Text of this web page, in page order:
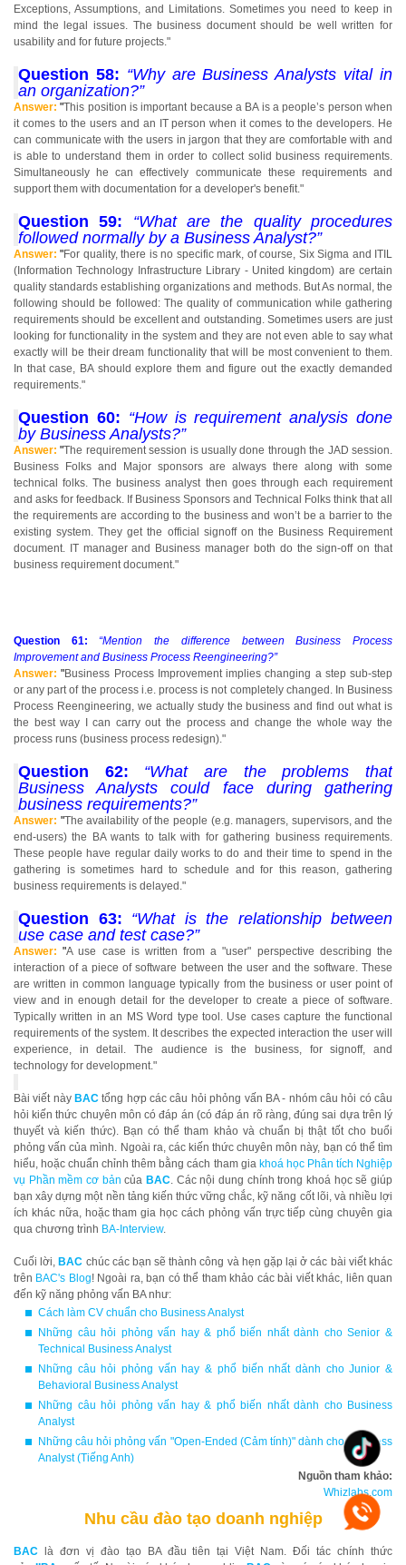
Exceptions, Assumptions, and Limitations. Sometimes you need to keep in
mind the legal issues. The business document should be well written for
usability and for future projects."
Question 58: “Why are Business Analysts vital in
an organization?”
Answer:"This position is important because a BA is a people’s person when
it comes to the users and an IT person when it comes to the developers. He
can communicate with the users in jargon that they are comfortable with and
is able to understand them in order to collect solid business requirements.
Simultaneously he can effectively communicate these requirements and
support them with documentation for a developer's benefit."
Question 59: “What are the quality procedures
followed normally by a Business Analyst?”
Answer:"For quality, there is no specific mark, of course, Six Sigma and ITIL
(Information Technology Infrastructure Library - United kingdom) are certain
quality standards establishing organizations and methods. But As normal, the
following should be followed: The quality of communication while gathering
requirements should be excellent and outstanding. Sometimes users are just
looking for functionality in the system and they are not even able to say what
exactly will be their dream functionality that will be most convenient to them.
In that case, BA should explore them and figure out the exactly demanded
requirements."
Question 60: “How is requirement analysis done
by Business Analysts?”
Answer:"The requirement session is usually done through the JAD session.
Business Folks and Major sponsors are always there along with some
technical folks. The business analyst then goes through each requirement
and asks for feedback. If Business Sponsors and Technical Folks think that all
the requirements are according to the business and won’t be a barrier to the
existing system. They get the official signoff on the Business Requirement
document. IT manager and Business manager both do the sign-off on that
business requirement document."
Question 61:
“Mention the difference between Business Process
Improvement and Business Process Reengineering?”
Answer:"Business Process Improvement implies changing a step sub-step
or any part of the process i.e. process is not completely changed. In Business
Process Reengineering, we actually study the business and find out what is
the best way I can carry out the process and change the whole way the
process runs (business process redesign)."
Question 62:
“What are the problems that
Business Analysts could face during gathering
business requirements?”
Answer: "The availability of the people (e.g. managers, supervisors, and the
end-users) the BA wants to talk with for gathering business requirements.
These people have regular daily works to do and their time to spend in the
gathering is sometimes hard to schedule and for this reason, gathering
business requirements is delayed."
Question 63: “What is the relationship between
use case and test case?”
Answer:"A use case is written from a "user" perspective describing the
interaction of a piece of software between the user and the software. These
are written in common language typically from the business or user point of
view and in enough detail for the developer to create a piece of software.
Typically written in an MS Word type tool. Use cases capture the functional
requirements of the system. It describes the expected interaction the user will
experience, in detail. The audience is the business, for signoff, and
technology for development."
Bài viết này BACtổng hợp các câu hỏi phỏng vấn BA - nhóm câu hỏi có câu
hỏi kiến thức chuyên môn có đáp án (có đáp án rõ ràng, đúng sai dựa trên lý
thuyết và kiến thức). Bạn có thể tham khảo và chuẩn bị thật tốt cho buổi
phỏng vấn của mình. Ngoài ra, các kiến thức chuyên môn này, bạn có thể tìm
hiểu, hoặc chuẩn chỉnh thêm bằng cách tham gia khoá học Phân tích Nghiệp
vụ Phần mềm cơ bản của BAC. Các nội dung chính trong khoá học sẽ giúp
bạn xây dựng một nền tảng kiến thức vững chắc, kỹ năng cốt lõi, và nhiều lợi
ích khác nữa, hoặc tham gia học cách phỏng vấn trực tiếp cùng chuyên gia
qua chương trình BA-Interview.
Cuối lời, BAC chúc các bạn sẽ thành công và hẹn gặp lại ở các bài viết khác
trên BAC's Blog! Ngoài ra, bạn có thể tham khảo các bài viết khác, liên quan
đến kỹ năng phỏng vấn BA như:
Cách làm CV chuẩn cho Business Analyst
Những câu hỏi phỏng vấn hay & phổ biến nhất dành cho Senior &
Technical Business Analyst
Những câu hỏi phỏng vấn hay & phổ biến nhất dành cho Junior &
Behavioral Business Analyst
Những câu hỏi phỏng vấn hay & phổ biến nhất dành cho Business
Analyst
Những câu hỏi phỏng vấn "Open-Ended (Cảm tính)" dành cho Business
Analyst (Tiếng Anh)
Nguồn tham khảo:
Whizlabs.com
Nhu cầu đào tạo doanh nghiệp
BAC là đơn vị đào tạo BA đầu tiên tại Việt Nam. Đối tác chính thức